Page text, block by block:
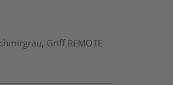
Griff REMOTE